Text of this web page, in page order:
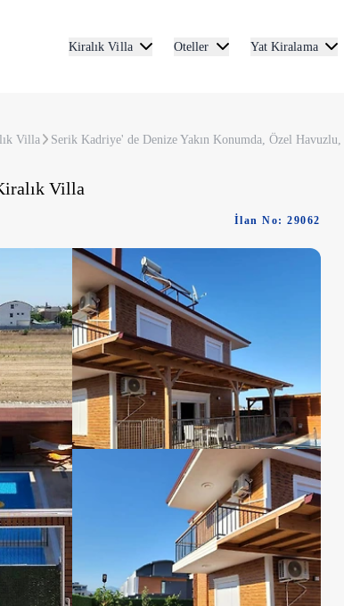
Kiralık Villa
Oteller Yat Kiralama
Villa Serik Kadriye' de Denize Yakın Konumda, Özel
Villa
İlan No: 29062